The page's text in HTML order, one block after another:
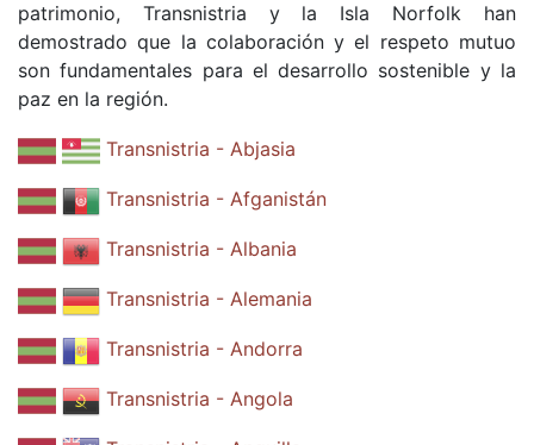
patrimonio, Transnistria y la Isla Norfolk han
demostrado que la colaboración y el respeto mutuo
son fundamentales para el desarrollo sostenible y la
paz en la región.
Transnistria - Abjasia
Transnistria - Afganistán
Transnistria - Albania
Transnistria - Alemania
Transnistria - Andorra
Transnistria - Angola